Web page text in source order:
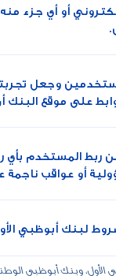
أو أي
وجعل
على موقع
المستخدم بأي
أو عواقب
لبنك أبوظبي
الأول، وبنك أبوظبي